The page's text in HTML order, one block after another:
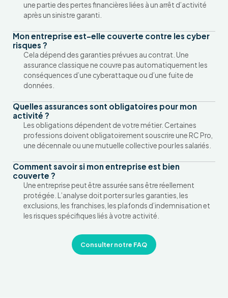
une partie des pertes financières liées à un arrêt d’activité
après un sinistre garanti.
Mon entreprise est-elle couverte contre les cyber
risques ?
Cela dépend des garanties prévues au contrat. Une
assurance classique ne couvre pas automatiquement les
conséquences d’une cyberattaque ou d’une fuite de
données.
Quelles assurances sont obligatoires pour mon
activité ?
Les obligations dépendent de votre métier. Certaines
professions doivent obligatoirement souscrire une RC Pro,
une décennale ou une mutuelle collective pour les salariés.
Comment savoir si mon entreprise est bien
couverte ?
Une entreprise peut être assurée sans être réellement
protégée. L’analyse doit porter sur les garanties, les
exclusions, les franchises, les plafonds d’indemnisation et
les risques spécifiques liés à votre activité.
Consulter notre FAQ